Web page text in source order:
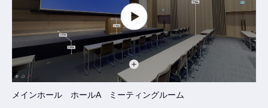
メインホール ホールA ミーティングルーム